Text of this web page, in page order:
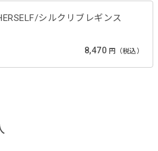
シルクリブレギンス
8,470 円（税込）